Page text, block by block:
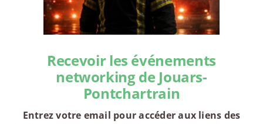
Recevoir les événements
networking de Jouars-
Pontchartrain
Entrez votre email pour accéder aux liens des